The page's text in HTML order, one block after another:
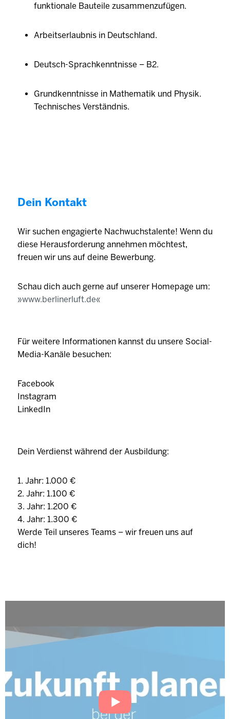
funktionale Bauteile zusammenzufügen.
Arbeitserlaubnis in Deutschland.
Deutsch-Sprachkenntnisse – B2.
Grundkenntnisse in Mathematik und Physik.
Technisches Verständnis.
Dein Kontakt
Wir suchen engagierte Nachwuchstalente! Wenn du
diese Herausforderung annehmen möchtest,
freuen wir uns auf deine Bewerbung.
Schau dich auch gerne auf unserer Homepage um:
www.berlinerluft.de
Für weitere Informationen kannst du unsere Social-
Media-Kanäle besuchen:
Facebook
Instagram
LinkedIn
Dein Verdienst während der Ausbildung:
1. Jahr: 1.000 €
2. Jahr: 1.100 €
3. Jahr: 1.200 €
4. Jahr: 1.300 €
Werde Teil unseres Teams – wir freuen uns auf
dich!